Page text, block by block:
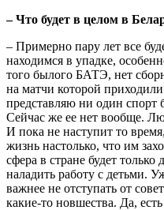
– Что будет в целом в
– Примерно пару лет все
находимся в упадке,
того былого БАТЭ, нет
на матчи которой
представляю ни один спорт
Сейчас же ее нет вообще.
И пока не наступит то
жизнь настолько, что им
сфера в стране будет
наладить работу с детьми.
важнее не отступать от
какие-то новшества. Да,